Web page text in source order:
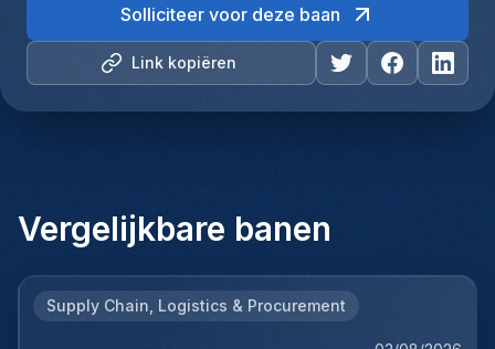
Link kopiëren
Solliciteer voor deze baan
Vergelijkbare banen
Supply Chain, Logistics & Procurement